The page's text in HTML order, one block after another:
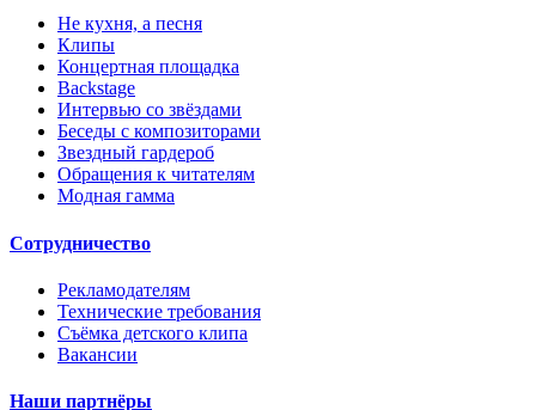
Не кухня, а песня
Клипы
Концертная площадка
Backstage
Интервью со звёздами
Беседы с композиторами
Звездный гардероб
Обращения к читателям
Модная гамма
Сотрудничество
Рекламодателям
Технические требования
Съёмка детского клипа
Вакансии
Наши партнёры